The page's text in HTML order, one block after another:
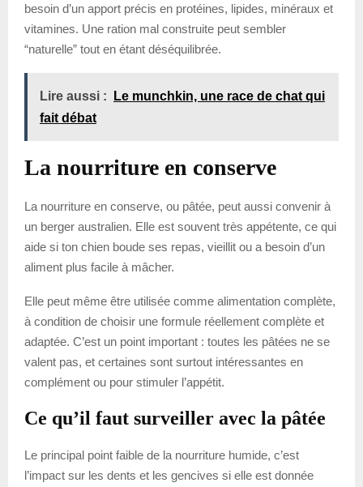
besoin d’un apport précis en protéines, lipides, minéraux et
vitamines. Une ration mal construite peut sembler
“naturelle” tout en étant déséquilibrée.
Lire aussi :
Le munchkin, une race de chat qui
fait débat
La nourriture en conserve
La nourriture en conserve, ou pâtée, peut aussi convenir à
un berger australien. Elle est souvent très appétente, ce qui
aide si ton chien boude ses repas, vieillit ou a besoin d’un
aliment plus facile à mâcher.
Elle peut même être utilisée comme alimentation complète,
à condition de choisir une formule réellement complète et
adaptée. C’est un point important : toutes les pâtées ne se
valent pas, et certaines sont surtout intéressantes en
complément ou pour stimuler l’appétit.
Ce qu’il faut surveiller avec la pâtée
Le principal point faible de la nourriture humide, c’est
l’impact sur les dents et les gencives si elle est donnée